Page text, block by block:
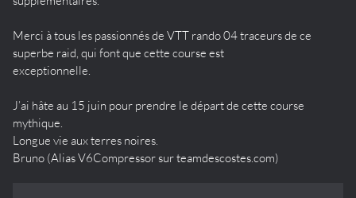
Merci à tous les passionnés de VTT rando 04 traceurs de ce
superbe raid, qui font que cette course est
exceptionnelle.
J’ai hâte au 15 juin pour prendre le départ de cette course
mythique.
Longue vie aux terres noires.
Bruno (Alias V6Compressor sur teamdescostes.com)